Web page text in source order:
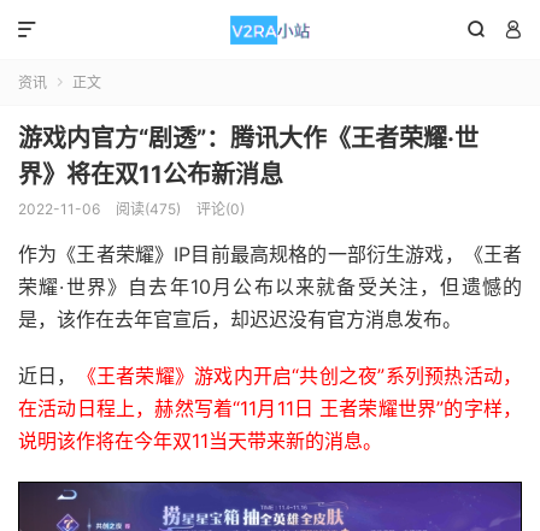
 

资讯  正文
游戏内官方“剧透”：腾讯大作《王者荣耀·世
界》将在双11公布新消息
2022-11-06 阅读(475) 评论(0)
作为《王者荣耀》IP目前最高规格的一部衍生游戏，《王者
荣耀·世界》自去年10月公布以来就备受关注，但遗憾的
是，该作在去年官宣后，却迟迟没有官方消息发布。
近日，
《王者荣耀》游戏内开启“共创之夜”系列预热活动，
在活动日程上，赫然写着“11月11日 王者荣耀世界”的字样，
说明该作将在今年双11当天带来新的消息。